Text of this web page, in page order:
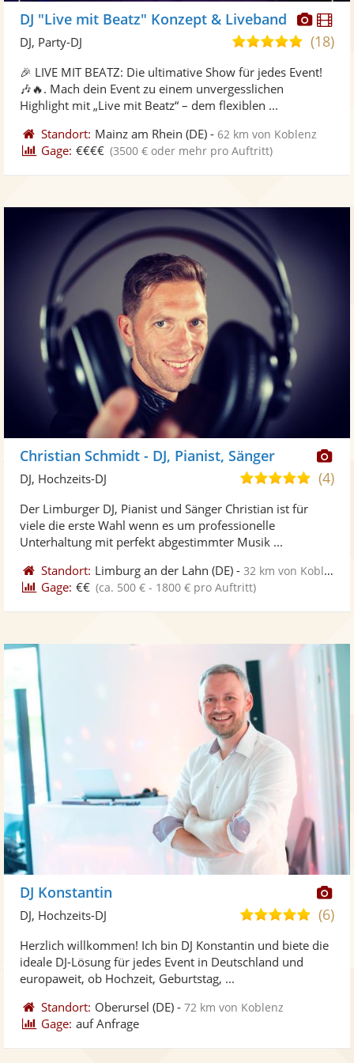
Fotos
DJ "Live mit Beatz" Konzept & Liveband
4,9
5
(18)
DJ, Party-DJ
🎉 LIVE MIT BEATZ: Die ultimative Show für jedes Event!
🎶🔥. Mach dein Event zu einem unvergesslichen
Highlight mit „Live mit Beatz“ – dem flexiblen ...
Standort: Mainz am Rhein (DE) -62 km von Koblenz
Gage: €€€€ (3500 € oder mehr pro Auftritt)
Christian Schmidt - DJ, Pianist, Sänger
5,0(4)
DJ, Hochzeits-DJ
Der Limburger DJ, Pianist und Sänger Christian ist für
viele die erste Wahl wenn es um professionelle
Unterhaltung mit perfekt abgestimmter Musik ...
Standort: Limburg an der Lahn (DE) -32 km von Koblenz
Gage: €€ (ca. 500 € - 1800 € pro Auftritt)
DJ Konstantin
5,0
5
(6)
DJ, Hochzeits-DJ
Herzlich willkommen! Ich bin DJ Konstantin und biete die
ideale DJ-Lösung für jedes Event in Deutschland und
europaweit, ob Hochzeit, Geburtstag, ...
Standort: Oberursel (DE) -72 km von Koblenz
Gage: auf Anfrage